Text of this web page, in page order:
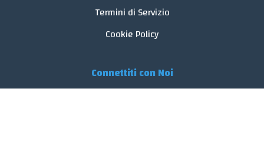
Termini di Servizio
Cookie Policy
Connettiti con Noi